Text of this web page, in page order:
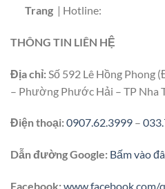
Trang| Hotline:
THÔNG TIN LIÊN HỆ
Địa chỉ: Số 592 Lê Hồng Phong
– Phường Phước Hải – TP Nha
Điện thoại:0907.62.3999 –
Dẫn đường Google: Bấm vào
Facebook:www.facebook.com/